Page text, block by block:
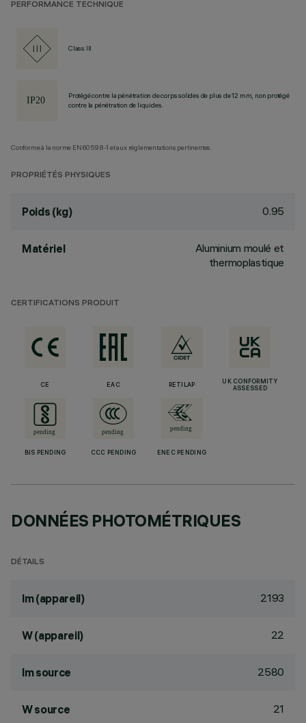
PERFORMANCE TECHNIQUE
Class III
Protégé contre la pénétration de corps solides de plus de 12 mm, non protégé
contre la pénétration de liquides.
Conforme à la norme EN60598-1 et aux réglementations pertinentes.
PROPRIÉTÉS PHYSIQUES
Poids (kg) 0.95
Matériel
Aluminium moulé et
thermoplastique
CERTIFICATIONS PRODUIT
CE EAC RETILAP
UK CONFORMITY
ASSESSED
BIS PENDING CCC PENDING ENEC PENDING
DONNÉES PHOTOMÉTRIQUES
DÉTAILS
lm (appareil) 2193
W (appareil) 22
lm source 2580
W source 21